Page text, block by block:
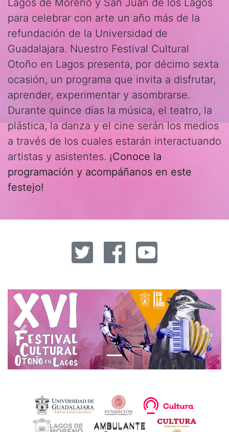
Lagos de Moreno y San Juan de los Lagos
para celebrar con arte un año más de la
refundación de la Universidad de
Guadalajara. Nuestro Festival Cultural
Otoño en Lagos presenta, por décimo sexta
ocasión, un programa que invita a disfrutar,
aprender, experimentar y asombrarse.
Durante quince días la música, el teatro, la
plástica, la danza y el cine serán los medios
a través de los cuales estarán interactuando
artistas y asistentes. ¡Conoce la
programación y acompáñanos en este
festejo!
Previous Next